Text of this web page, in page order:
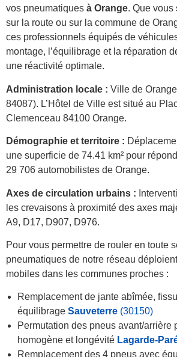
vos pneumatiques à Orange. Que
sur la route ou sur la commune de
ces professionnels équipés de
montage, l’équilibrage et la réparation
une réactivité optimale.
Administration locale : Ville de
84087). L’Hôtel de Ville est situé au
Clemenceau 84100 Orange.
Démographie et territoire :
une superficie de 74.41 km² pour
29 706 automobilistes de Orange.
Axes de circulation urbains :
les crevaisons à proximité des axes
A9, D17, D907, D976.
Pour vous permettre de rouler en toute
pneumatiques de notre réseau
mobiles dans les communes proches :
Remplacement de jante abîmée,
équilibrage Sauveterre (30150)
Permutation des pneus avant/arrière
homogène et longévité Lagarde-
Remplacement des 4 pneus avec